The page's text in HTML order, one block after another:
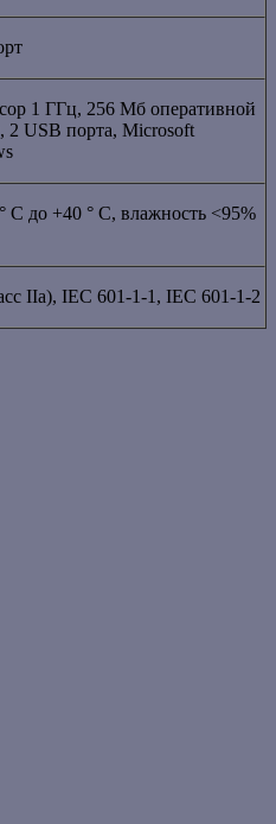
1 ГГц, 256 Мб оперативной
2 USB порта, Microsoft
C до +40 ° C, влажность <95%
IIа), IEC 601-1-1, IEC 601-1-2